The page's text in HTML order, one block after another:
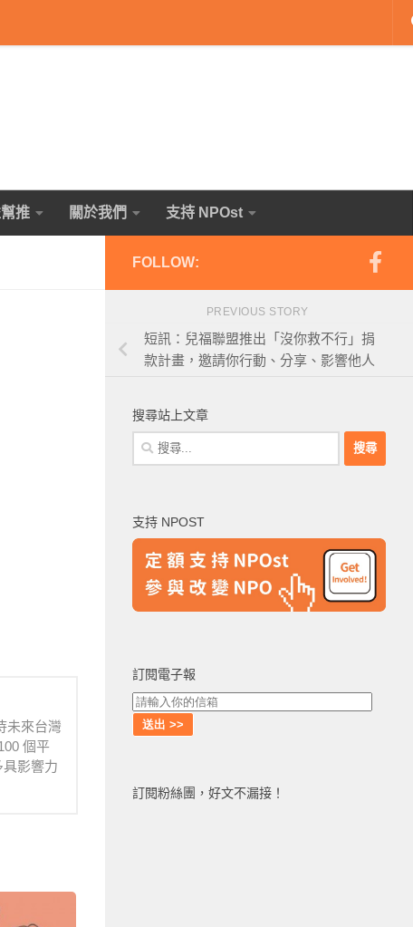
推 關於我們 支持 NPOst
未來台灣
個平
影響力
FOLLOW:
PREVIOUS STORY
短訊：兒福聯盟推出「沒你救不行」捐
款計畫，邀請你行動、分享、影響他人
搜尋站上文章
搜
尋
字:
支持 NPOST
訂閱電子報
訂閱粉絲團，好文不漏接！